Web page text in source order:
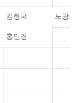
김형국 노광국
홍민경